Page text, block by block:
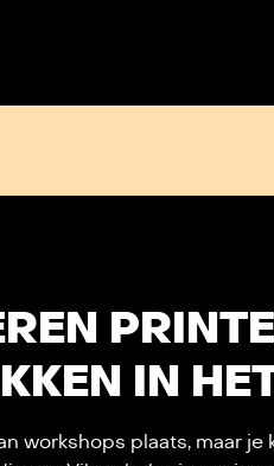
IN
workshops plaats, maar